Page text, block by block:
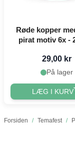
Forsiden / Temafest /
Røde kopper
pirat motiv 6x -
29,00 kr
På lager
LÆG I KURV